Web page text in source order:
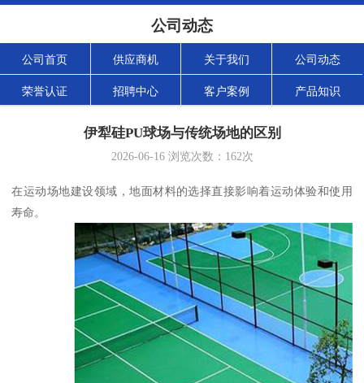
公司动态
公司首页 供应商机 关于我们 公司动态
荣誉认证 招聘中心 客户案例 产品知识
伊犁硅PU球场与传统场地的区别
2026-06-16浏览次数： 162次
在运动场地建设领域，地面材料的选择直接影响着运动体验和使用
寿命。